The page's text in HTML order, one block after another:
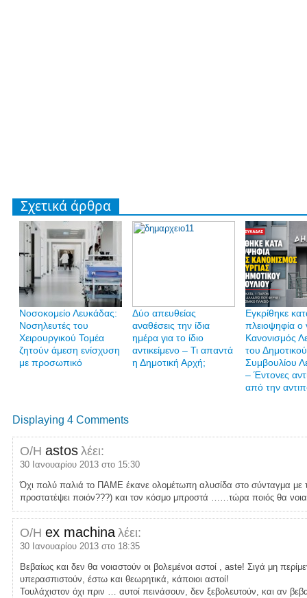
Σχετικά άρθρα
Νοσοκομείο Λευκάδας:
Νοσηλευτές του
Χειρουργικού Τομέα
ζητούν άμεση ενίσχυση
με προσωπικό
Δύο απευθείας
αναθέσεις την ίδια
ημέρα για το ίδιο
αντικείμενο – Τι απαντά
η Δημοτική Αρχή;
Εγκρίθηκε
πλειοψηφία ο
Κανονισμός
του Δημοτικού
Συμβουλίου
– Έντονες
από την
Displaying 4 Comments
Ο/Η astos λέει:
30 Ιανουαρίου 2013 στο 15:30
Όχι πολύ παλιά το ΠΑΜΕ έκανε ολομέτωπη αλυσίδα στο σύνταγμα με
προστατέψει ποιόν???) και τον κόσμο μπροστά ……τώρα ποιός θα
Ο/Η ex machina λέει:
30 Ιανουαρίου 2013 στο 18:35
Βεβαίως και δεν θα νοιαστούν οι βολεμένοι αστοί , aste! Σιγά μη
υπερασπιστούν, έστω και θεωρητικά, κάποιοι αστοί!
Τουλάχιστον όχι πριν … αυτοί πεινάσουν, δεν ξεβολευτούν, και αν